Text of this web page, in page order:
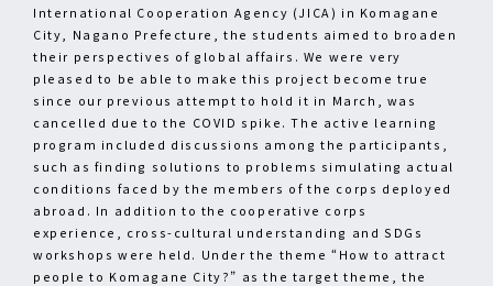
International Cooperation Agency (JICA) in Komagane
City, Nagano Prefecture, the students aimed to broaden
their perspectives of global affairs. We were very
pleased to be able to make this project become true
since our previous attempt to hold it in March, was
cancelled due to the COVID spike. The active learning
program included discussions among the participants,
such as finding solutions to problems simulating actual
conditions faced by the members of the corps deployed
abroad. In addition to the cooperative corps
experience, cross-cultural understanding and SDGs
workshops were held. Under the theme “How to attract
people to Komagane City?” as the target theme, the